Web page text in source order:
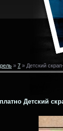
» 7 » Детский
Детский